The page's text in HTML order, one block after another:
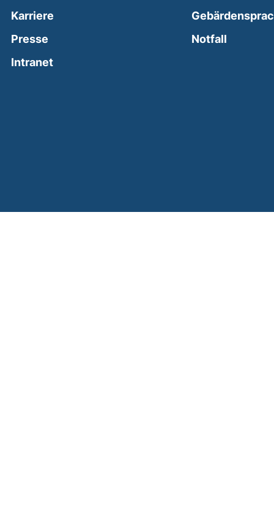
Karriere
Presse
Intranet(external link, opens in a new window)
Notfall